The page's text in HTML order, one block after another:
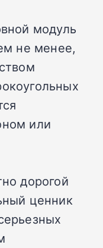
модуль
не менее,
или
дорогой
ценник